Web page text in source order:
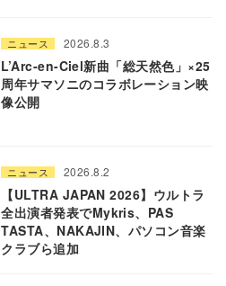
ニュース 2026.8.3
L’Arc-en-Ciel新曲「総天然色」×25
周年サマソニのコラボレーション映
像公開
ニュース 2026.8.2
【ULTRA JAPAN 2026】ウルトラ
全出演者発表でMykris、PAS
TASTA、NAKAJIN、パソコン音楽
クラブら追加